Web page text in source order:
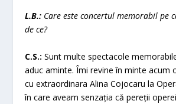
L.B.: Care este concertul memorabil pe
de ce?
C.S.:Sunt multe spectacole
aduc aminte. Îmi revine în minte acum
cu extraordinara Alina Cojocaru la
în care aveam senzația că pereții